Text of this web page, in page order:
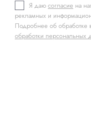
Я даюсогласие на
рекламных и
Подробнее об обработке
обработки персональных